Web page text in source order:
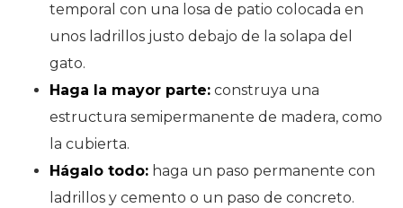
temporal con una losa de patio colocada en
unos ladrillos justo debajo de la solapa del
gato.
Haga la mayor parte: construya una
estructura semipermanente de madera, como
la cubierta.
Hágalo todo: haga un paso permanente con
ladrillos y cemento o un paso de concreto.